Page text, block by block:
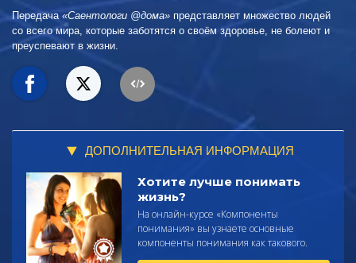
Передача «Саентологи @дома» представляет множество людей
со всего мира, которые заботятся о своём здоровье, не болеют и
преуспевают в жизни.
ДОПОЛНИТЕЛЬНАЯ ИНФОРМАЦИЯ
Хотите лучше понимать
жизнь?
На онлайн-курсе «Компоненты
понимания» вы узнаете основные
компоненты понимания как такового.